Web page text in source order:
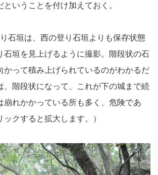
いうことを付け加えておく。
垣は、西の登り石垣よりも保存状態
石垣を見上げるように撮影。階段状の石
かって積み上げられているのがわかるだ
、階段状になって、これが下の城まで続
崩れかかっている所も多く、危険であ
ックすると拡大します。）